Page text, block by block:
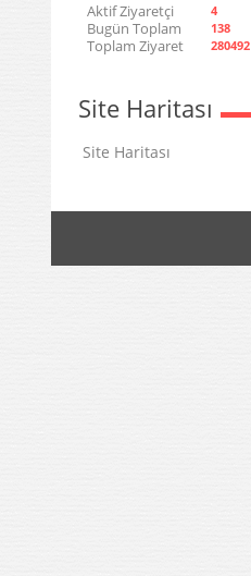
Aktif Ziyaretçi 4
Bugün Toplam 138
Toplam Ziyaret 280492
Site Haritası
Site Haritası